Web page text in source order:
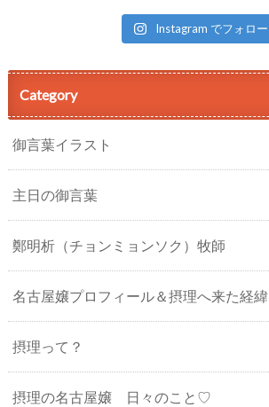
Instagram でフォロー
Category
御言葉イラスト
主日の御言葉
鄭明析（チョンミョンソク）牧師
名古屋嬢プロフィール＆摂理へ来た経緯
摂理って？
摂理の名古屋嬢 日々のこと♡